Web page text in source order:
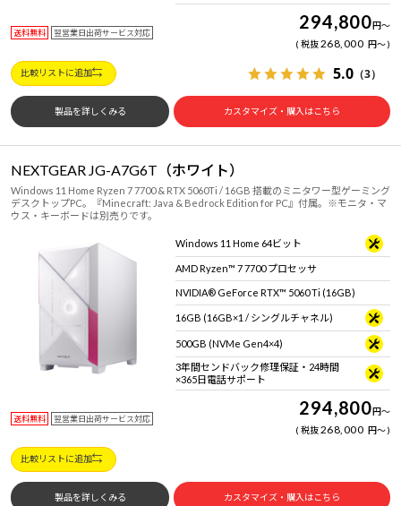
送料無料 翌営業日出荷サービス対応 294,800円～
税抜268,000 円～
比較リストに追加 5.0 （3）
製品を詳しくみる カスタマイズ・購入はこちら
NEXTGEAR JG-A7G6T（ホワイト）
Windows 11 Home Ryzen 7 7700 & RTX 5060Ti / 16GB 搭載のミニタワー型ゲーミング
デスクトップPC。『Minecraft: Java & Bedrock Edition for PC』付属。※モニタ・マ
ウス・キーボードは別売りです。
Windows 11 Home 64ビット
AMD Ryzen™ 7 7700 プロセッサ
NVIDIA® GeForce RTX™ 5060 Ti (16GB)
16GB (16GB×1 / シングルチャネル)
500GB (NVMe Gen4×4)
3年間センドバック修理保証・24時間
×365日電話サポート
送料無料 翌営業日出荷サービス対応 294,800円～
税抜268,000 円～
比較リストに追加
製品を詳しくみる カスタマイズ・購入はこちら